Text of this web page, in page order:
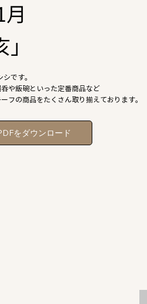
です。
や飯碗といった定番商品など
フの商品をたくさん取り揃えております。
をダウンロード